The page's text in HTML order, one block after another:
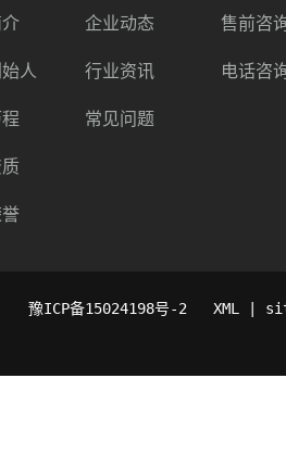
人
企业动态
行业资讯
常见问题
售前咨
电话咨
豫ICP备15024198号-2 XML |